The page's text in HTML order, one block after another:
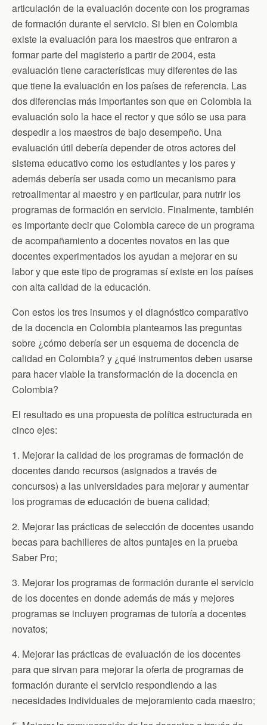
articulación de la evaluación docente con los programas
de formación durante el servicio. Si bien en Colombia
existe la evaluación para los maestros que entraron a
formar parte del magisterio a partir de 2004, esta
evaluación tiene características muy diferentes de las
que tiene la evaluación en los países de referencia. Las
dos diferencias más importantes son que en Colombia la
evaluación solo la hace el rector y que sólo se usa para
despedir a los maestros de bajo desempeño. Una
evaluación útil debería depender de otros actores del
sistema educativo como los estudiantes y los pares y
además debería ser usada como un mecanismo para
retroalimentar al maestro y en particular, para nutrir los
programas de formación en servicio. Finalmente, también
es importante decir que Colombia carece de un programa
de acompañamiento a docentes novatos en las que
docentes experimentados los ayudan a mejorar en su
labor y que este tipo de programas sí existe en los países
con alta calidad de la educación.
Con estos los tres insumos y el diagnóstico comparativo
de la docencia en Colombia planteamos las preguntas
sobre ¿cómo debería ser un esquema de docencia de
calidad en Colombia? y ¿qué instrumentos deben usarse
para hacer viable la transformación de la docencia en
Colombia?
El resultado es una propuesta de política estructurada en
cinco ejes:
1. Mejorar la calidad de los programas de formación de
docentes dando recursos (asignados a través de
concursos) a las universidades para mejorar y aumentar
los programas de educación de buena calidad;
2. Mejorar las prácticas de selección de docentes usando
becas para bachilleres de altos puntajes en la prueba
Saber Pro;
3. Mejorar los programas de formación durante el servicio
de los docentes en donde además de más y mejores
programas se incluyen programas de tutoría a docentes
novatos;
4. Mejorar las prácticas de evaluación de los docentes
para que sirvan para mejorar la oferta de programas de
formación durante el servicio respondiendo a las
necesidades individuales de mejoramiento cada maestro;